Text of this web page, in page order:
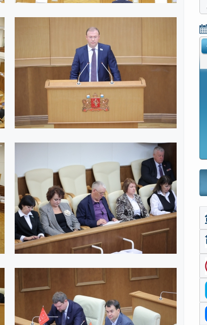
Интернет приемная